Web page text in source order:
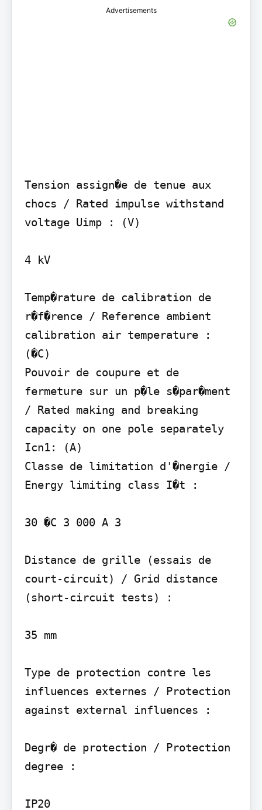
Advertisements
Tension assign�e de tenue aux
chocs / Rated impulse withstand
voltage Uimp : (V)
4 kV
Temp�rature de calibration de
r�f�rence / Reference ambient
calibration air temperature :
(�C)
Pouvoir de coupure et de
fermeture sur un p�le s�par�ment
/ Rated making and breaking
capacity on one pole separately
Icn1: (A)
Classe de limitation d'�nergie /
Energy limiting class I�t :
30 �C 3 000 A 3
Distance de grille (essais de
court-circuit) / Grid distance
(short-circuit tests) :
35 mm
Type de protection contre les
influences externes / Protection
against external influences :
Degr� de protection / Protection
degree :
IP20